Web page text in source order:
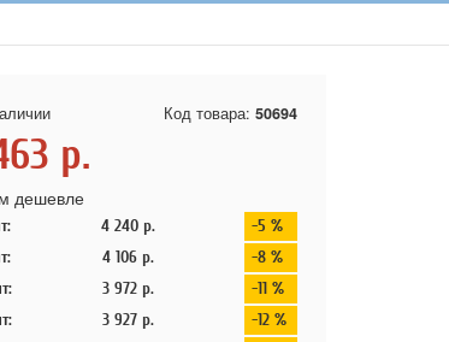
Код товара: 50694
р.
дешевле
4 240 р.
-5 %
4 106 р.
-8 %
3 972 р.
-11 %
3 927 р.
-12 %